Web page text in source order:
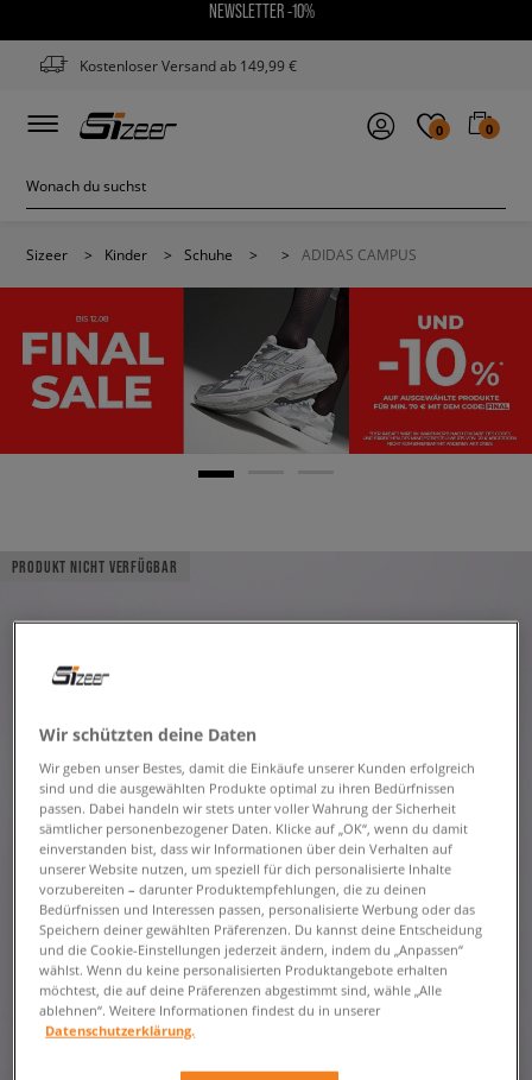
NEWSLETTER -10%
Kostenloser Versand ab 149,99 €
0 0
Sizeer > Kinder > Schuhe > > ADIDAS CAMPUS
PRODUKT NICHT VERFÜGBAR
Wir schützten deine Daten
Wir geben unser Bestes, damit die Einkäufe unserer Kunden erfolgreich
sind und die ausgewählten Produkte optimal zu ihren Bedürfnissen
passen. Dabei handeln wir stets unter voller Wahrung der Sicherheit
sämtlicher personenbezogener Daten. Klicke auf „OK“, wenn du damit
einverstanden bist, dass wir Informationen über dein Verhalten auf
unserer Website nutzen, um speziell für dich personalisierte Inhalte
vorzubereiten – darunter Produktempfehlungen, die zu deinen
Bedürfnissen und Interessen passen, personalisierte Werbung oder das
Speichern deiner gewählten Präferenzen. Du kannst deine Entscheidung
und die Cookie-Einstellungen jederzeit ändern, indem du „Anpassen“
wählst. Wenn du keine personalisierten Produktangebote erhalten
möchtest, die auf deine Präferenzen abgestimmt sind, wähle „Alle
ablehnen“. Weitere Informationen findest du in unserer
Datenschutzerklärung.